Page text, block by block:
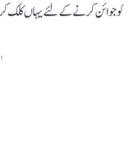
کو جوائن کرنے کے لئے یہاں کلک